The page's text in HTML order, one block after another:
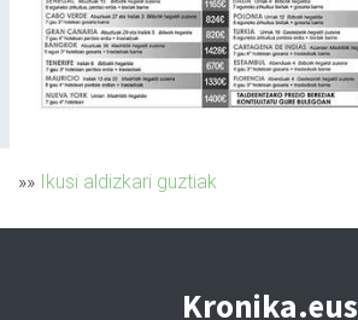
»» Ikusi aldizkari guztiak
Kronika.eus